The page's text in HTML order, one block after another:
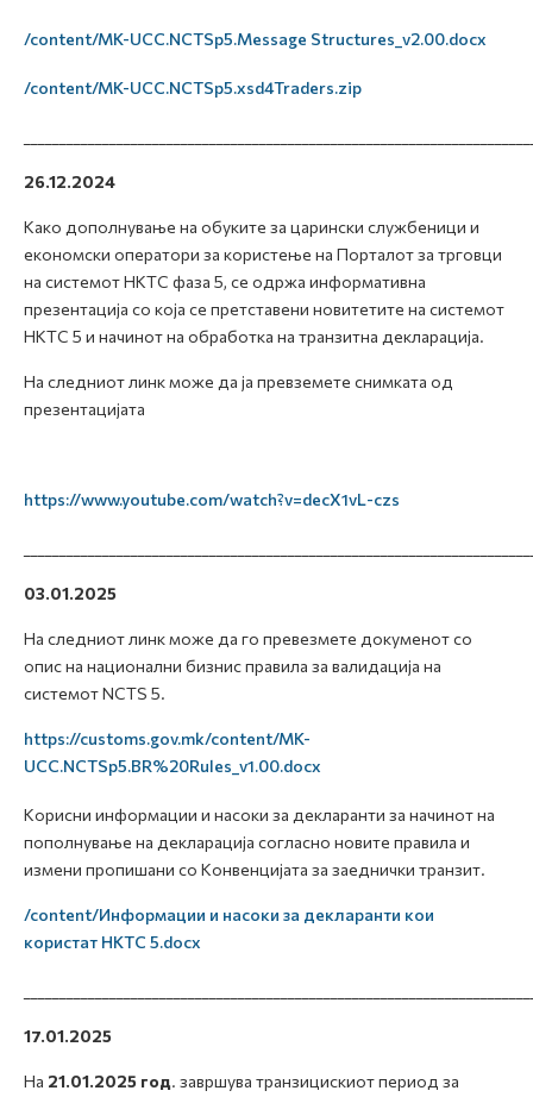
/content/MK-UCC.NCTSp5.Message Structures_v2.00.docx
/content/MK-UCC.NCTSp5.xsd4Traders.zip
26.12.2024
Како дополнување на обуките за царински службеници и
економски оператори за користење на Порталот за трговци
на системот НКТС фаза 5, се одржа информативна
презентација со која се претставени новитетите на системот
НКТС 5 и начинот на обработка на транзитна декларација.
На следниот линк може да ја превземете снимката од
презентацијата
https://www.youtube.com/watch?v=decX1vL-czs
03.01.2025
На следниот линк може да го превезмете докуменот со
опис на национални бизнис правила за валидација на
системот NCTS 5.
https://customs.gov.mk/content/MK-
UCC.NCTSp5.BR%20Rules_v1.00.docx
Корисни информации и насоки за декларанти за начинот на
пополнување на декларација согласно новите правила и
измени пропишани со Конвенцијата за заеднички транзит.
/content/Информации и насоки за декларанти кои
користат НКТС 5.docx
17.01.2025
На 21.01.2025 год. завршува транзицискиот период за